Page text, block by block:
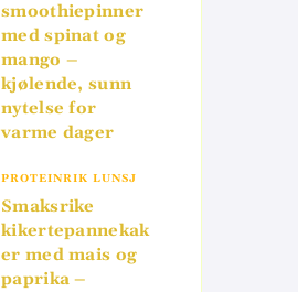
smoothiepinner
med spinat og
mango –
kjølende, sunn
nytelse for
varme dager
PROTEINRIK LUNSJ
Smaksrike
kikertepannekak
er med mais og
paprika –